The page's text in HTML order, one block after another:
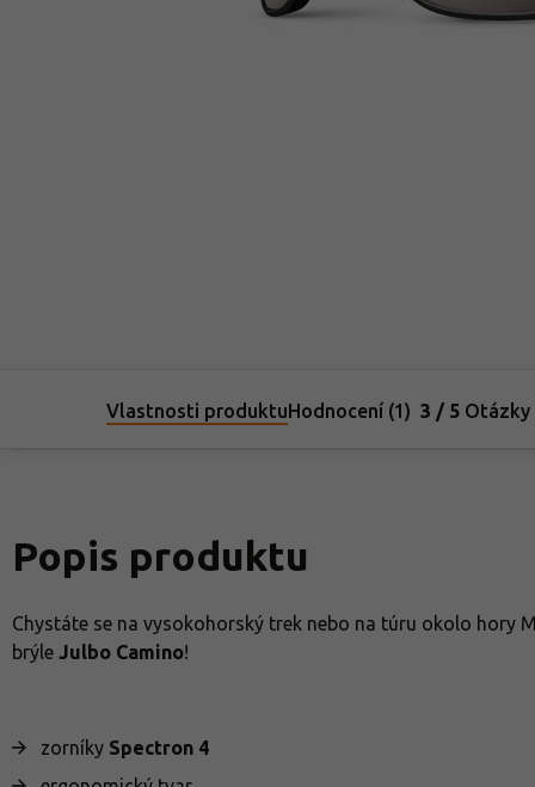
Vlastnosti produktuHodnocení (1) 3 / 5 Otázky
Popis produktu
Chystáte se na vysokohorský trek nebo na túru okolo hory
brýle Julbo Camino!
zorníky Spectron 4